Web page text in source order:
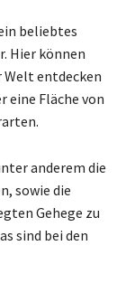
beliebtes
Hier können
Welt entdecken
eine Fläche von
anderem die
sowie die
Gehege zu
sind bei den